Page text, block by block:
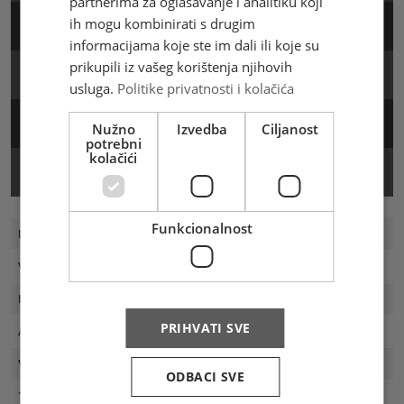
Broj marke
Vrsta
Motiv
Autor Ernesto Markota
Veličina
Tisak AKD d.o.o. Zagreb
ih mogu kombinirati s drugim
informacijama koje ste im dali ili koje su
prikupili iz vašeg korištenja njihovih
usluga. Politike privatnosti i kolačića
Nužno
potrebni
kolačići
Izvedba Ciljanost
Funkcionalnost
PRIHVATI SVE
ODBACI SVE